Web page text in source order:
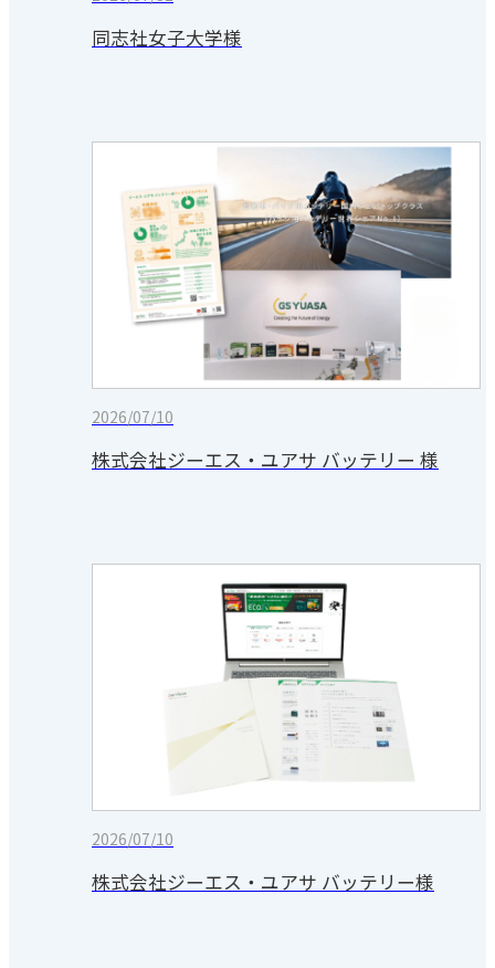
同志社女子大学様
2026/07/10
株式会社ジーエス・ユアサ バッテリー 様
2026/07/10
株式会社ジーエス・ユアサ バッテリー様